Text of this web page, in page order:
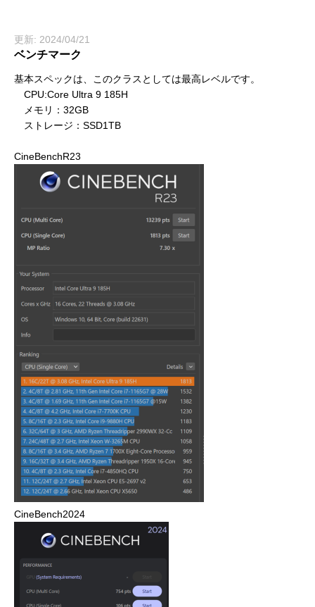
更新: 2024/04/21
ベンチマーク
基本スペックは、このクラスとしては最高レベルです。
CPU:Core Ultra 9 185H
メモリ：32GB
ストレージ：SSD1TB
CineBenchR23
CineBench2024